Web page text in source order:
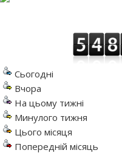
Сьогодні
Вчора
На цьому тижні
Минулого тижня
Цього місяця
Попередній місяць